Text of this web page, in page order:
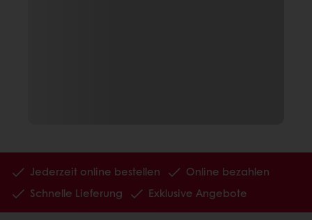
Jederzeit online bestellen
Online bezahlen
Schnelle Lieferung
Exklusive Angebote